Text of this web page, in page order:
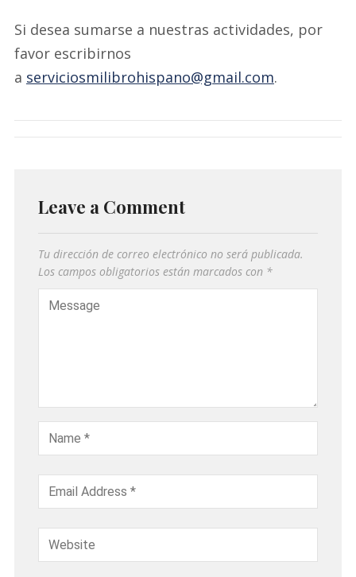
Si desea sumarse a nuestras actividades, por
favor escribirnos
a serviciosmilibrohispano@gmail.com.
Leave a Comment
Tu dirección de correo electrónico no será publicada.
Los campos obligatorios están marcados con *